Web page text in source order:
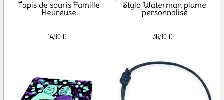
Tapis de souris Famille
Heureuse
14,90 €
Stylo Waterman plume
personnalisé
36,90 €